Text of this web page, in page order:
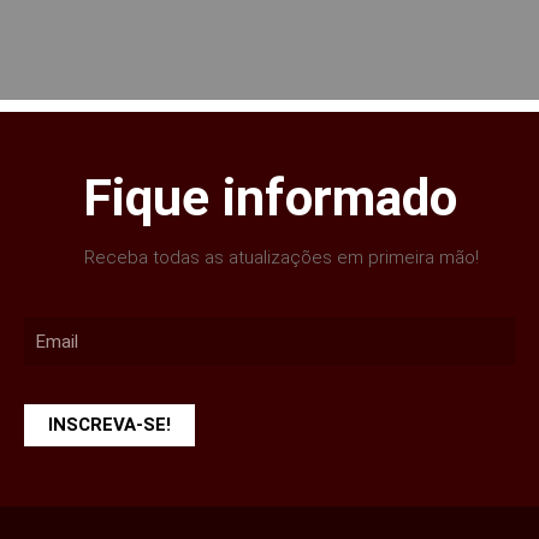
Fique informado
Receba todas as atualizações em primeira mão!
INSCREVA-SE!